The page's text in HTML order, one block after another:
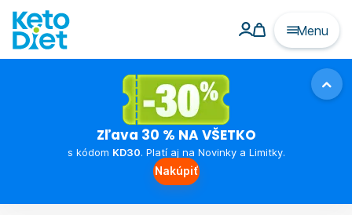
Menu
Zľava 30 % NA VŠETKO
s kódom KD30. Platí aj na Novinky a Limitky.
Nakúpiť